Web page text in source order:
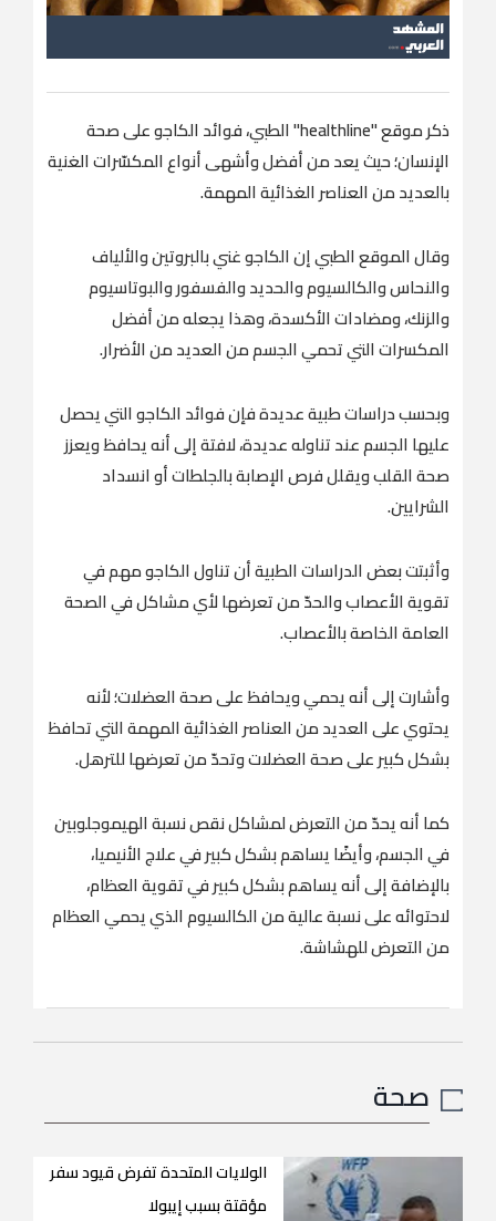
ذكر موقع "healthline" الطبي، فوائد الكاجو على صحة
الإنسان؛ حيث يعد من أفضل وأشهى أنواع المكسّرات الغنية
بالعديد من العناصر الغذائية المهمة.
وقال الموقع الطبي إن الكاجو غني بالبروتين والألياف
والنحاس والكالسيوم والحديد والفسفور والبوتاسيوم
والزنك، ومضادات الأكسدة، وهذا يجعله من أفضل
المكسرات التي تحمي الجسم من العديد من الأضرار.
وبحسب دراسات طبية عديدة فإن فوائد الكاجو التي يحصل
عليها الجسم عند تناوله عديدة، لافتة إلى أنه يحافظ ويعزز
صحة القلب ويقلل فرص الإصابة بالجلطات أو انسداد
الشرايين.
وأثبتت بعض الدراسات الطبية أن تناول الكاجو مهم في
تقوية الأعصاب والحدّ من تعرضها لأي مشاكل في الصحة
العامة الخاصة بالأعصاب.
وأشارت إلى أنه يحمي ويحافظ على صحة العضلات؛ لأنه
يحتوي على العديد من العناصر الغذائية المهمة التي تحافظ
بشكل كبير على صحة العضلات وتحدّ من تعرضها للترهل.
كما أنه يحدّ من التعرض لمشاكل نقص نسبة الهيموجلوبين
في الجسم، وأيضًا يساهم بشكل كبير في علاج الأنيميا،
بالإضافة إلى أنه يساهم بشكل كبير في تقوية العظام،
لاحتوائه على نسبة عالية من الكالسيوم الذي يحمي العظام
من التعرض للهشاشة.
صحة
الولايات المتحدة تفرض قيود سفر
مؤقتة بسبب إيبولا